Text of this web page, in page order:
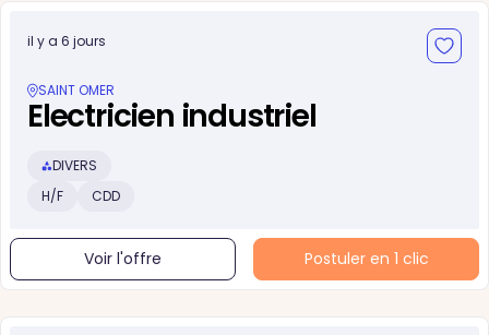
il y a 6 jours
SAINT OMER
Electricien industriel
DIVERS
H/F
CDD
Voir l'offre Postuler en 1 clic